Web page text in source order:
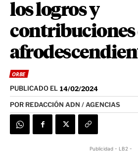
los logros y
contribuciones
ORBE
PUBLICADO EL 14/02/2024
POR REDACCIÓN ADN / AGENCIAS
Publicidad - LB2 -